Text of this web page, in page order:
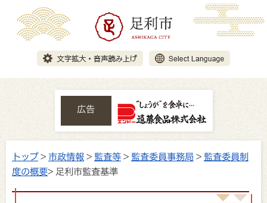
広告
トップ> 市政情報 > 監査等 > 監査委員事務局 > 監査委員制
度の概要> 足利市監査基準